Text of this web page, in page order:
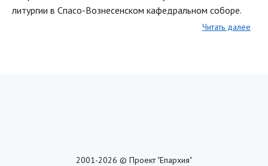
литургии в Спасо-Вознесенском кафедральном соборе.
Читать далее
2001-2026 © Проект "Епархия"